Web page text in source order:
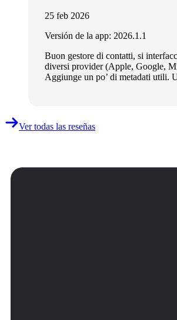
25 feb 2026
Versión de la app: 2026.1.1
Buon gestore di contatti, si
diversi provider (Apple, Google,
Aggiunge un po’ di metadati utili.
Ver todas las reseñas